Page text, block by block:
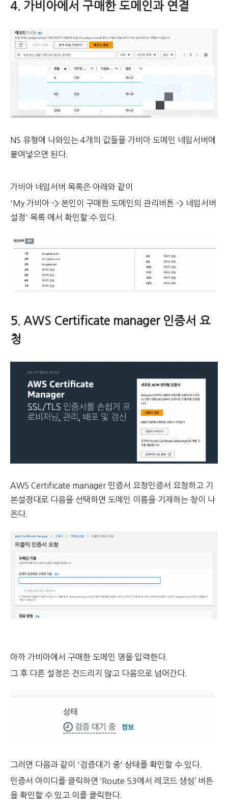
4. 가비아에서 구매한 도메인과 연결
NS 유형에 나와있는 4개의 값들을 가비아 도메인 네임서버에
붙여넣으면 된다.
가비아 네임서버 목록은 아래와 같이
'My 가비아 -> 본인이 구매한 도메인의 관리버튼 -> 네임서버
설정' 목록 에서 확인할 수 있다.
5. AWS Certificate manager 인증서 요
청
AWS Certificate manager 인증서 요청인증서 요청하고 기
본설정대로 다음을 선택하면 도메인 이름을 기재하는 창이 나
온다.
아까 가비아에서 구매한 도메인 명을 입력한다.
그 후 다른 설정은 건드리지 않고 다음으로 넘어간다.
그러면 다음과 같이 '검증대기 중' 상태를 확인할 수 있다.
인증서 아이디를 클릭하면 ‘Route 53에서 레코드 생성’ 버튼
을 확인할 수 있고 이를 클릭한다.